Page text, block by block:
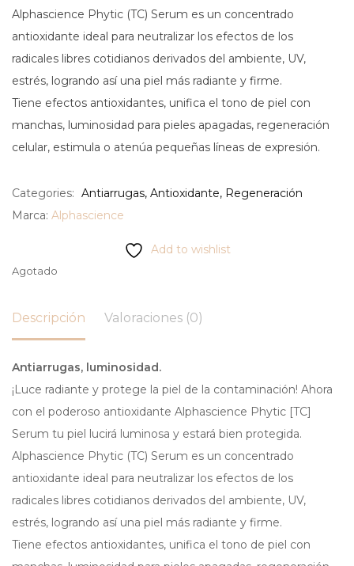
Alphascience Phytic (TC) Serum es un concentrado
antioxidante ideal para neutralizar los efectos de los
radicales libres cotidianos derivados del ambiente, UV,
estrés, logrando así una piel más radiante y firme.
Tiene efectos antioxidantes, unifica el tono de piel con
manchas, luminosidad para pieles apagadas, regeneración
celular, estimula o atenúa pequeñas líneas de expresión.
Categories: Antiarrugas, Antioxidante, Regeneración
Marca: Alphascience
Add to wishlist
Agotado
Descripción Valoraciones (0)
Antiarrugas, luminosidad.
¡Luce radiante y protege la piel de la contaminación! Ahora
con el poderoso antioxidante Alphascience Phytic [TC]
Serum tu piel lucirá luminosa y estará bien protegida.
Alphascience Phytic (TC) Serum es un concentrado
antioxidante ideal para neutralizar los efectos de los
radicales libres cotidianos derivados del ambiente, UV,
estrés, logrando así una piel más radiante y firme.
Tiene efectos antioxidantes, unifica el tono de piel con